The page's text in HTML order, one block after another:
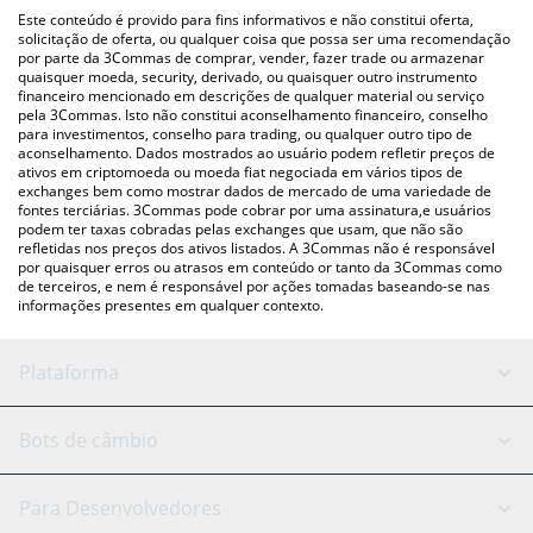
acima para verificar o último preço de Aegis Ai nas principais
moedas fiat e criptográficas.
Este conteúdo é provido para fins informativos e não constitui oferta,
solicitação de oferta, ou qualquer coisa que possa ser uma recomendação
por parte da 3Commas de comprar, vender, fazer trade ou armazenar
quaisquer moeda, security, derivado, ou quaisquer outro instrumento
financeiro mencionado em descrições de qualquer material ou serviço
pela 3Commas. Isto não constitui aconselhamento financeiro, conselho
para investimentos, conselho para trading, ou qualquer outro tipo de
aconselhamento. Dados mostrados ao usuário podem refletir preços de
ativos em criptomoeda ou moeda fiat negociada em vários tipos de
exchanges bem como mostrar dados de mercado de uma variedade de
fontes terciárias. 3Commas pode cobrar por uma assinatura,e usuários
podem ter taxas cobradas pelas exchanges que usam, que não são
refletidas nos preços dos ativos listados. A 3Commas não é responsável
por quaisquer erros ou atrasos em conteúdo or tanto da 3Commas como
de terceiros, e nem é responsável por ações tomadas baseando-se nas
informações presentes em qualquer contexto.
Plataforma
Bot GRID
Bots de câmbio
Binance
Para Desenvolvedores